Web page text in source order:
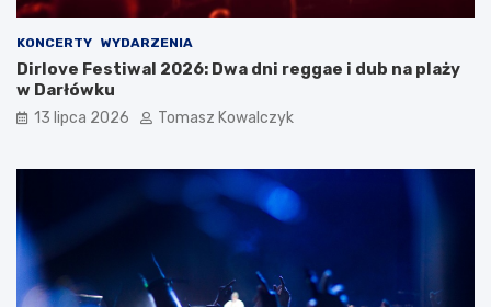
KONCERTY WYDARZENIA
Dirlove Festiwal 2026: Dwa dni reggae i dub na plaży
w Darłówku
13 lipca 2026 Tomasz Kowalczyk